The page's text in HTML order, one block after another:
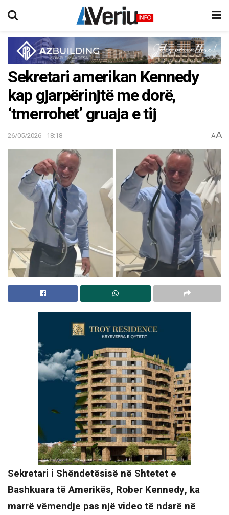
Sekretari amerikan Kennedy
kap gjarpërinjtë me dorë,
‘tmerrohet’ gruaja e tij
26/05/2026 - 18:18 AA
Sekretari i Shëndetësisë në Shtetet e
Bashkuara të Amerikës, Rober Kennedy, ka
marrë vëmendje pas një video të ndarë në